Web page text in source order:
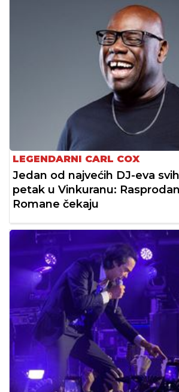
LEGENDARNI CARL COX
Jedan od najvećih DJ-eva
petak u Vinkuranu:
Romane čekaju